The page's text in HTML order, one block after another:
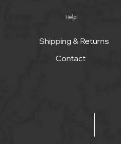
Help
Shipping & Returns
Contact